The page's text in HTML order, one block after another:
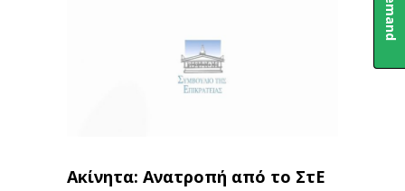
Ακίνητα: Ανατροπή από το ΣτΕ